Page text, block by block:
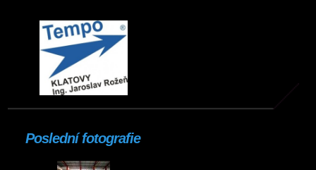
Poslední fotografie